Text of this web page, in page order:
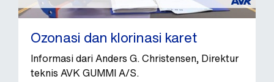
Ozonasi dan klorinasi karet
Informasi dari Anders G. Christensen, Direktur
teknis AVK GUMMI A/S.